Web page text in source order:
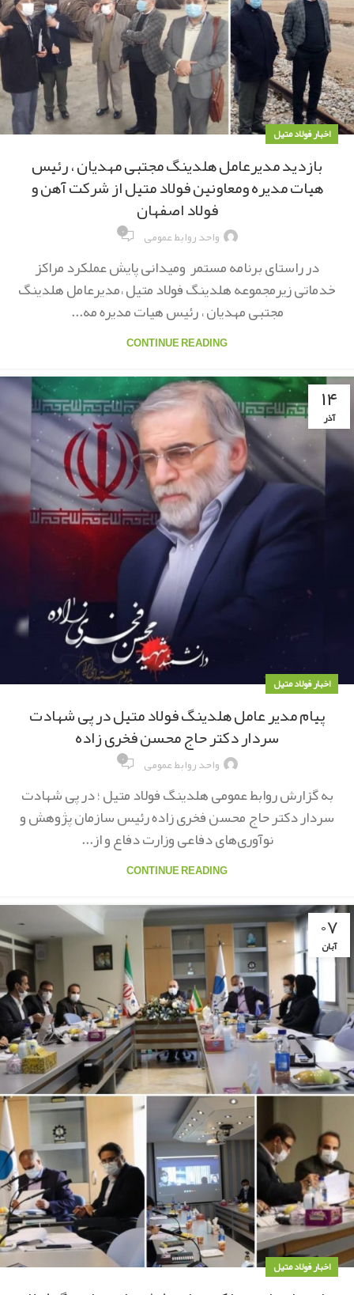
اخبار فولاد متیل
بازدید مدیرعامل هلدینگ مجتبی مهدیان ، رئیس
هیات مدیره ومعاونین فولاد متیل از شرکت آهن و
فولاد اصفهان
واحد روابط عمومی ۰
در راستای برنامه مستمر ومیدانی پایش عملکرد مراکز
خدماتی زیرمجموعه هلدینگ فولاد متیل ،مدیرعامل هلدینگ
مجتبی مهدیان ، رئیس هیات مدیره مه...
CONTINUE READING
۱۴
آذر
اخبار فولاد متیل
پیام مدیر عامل هلدینگ فولاد متیل در پی شهادت
سردار دکتر حاج محسن فخری زاده
واحد روابط عمومی ۰
به گزارش روابط عمومی هلدینگ فولاد متیل ؛ در پی شهادت
سردار دکتر حاج محسن فخری زاده رئیس سازمان پژوهش و
نوآوری‌های دفاعی وزارت دفاع و از...
CONTINUE READING
۰۷
آبان
اخبار فولاد متیل